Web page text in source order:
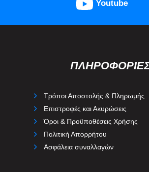
Youtube
Τρόποι Αποστολής & Πληρωμής
Επιστροφές και Ακυρώσεις
Όροι & Προϋποθέσεις Χρήσης
Πολιτική Απορρήτου
Ασφάλεια συναλλαγών